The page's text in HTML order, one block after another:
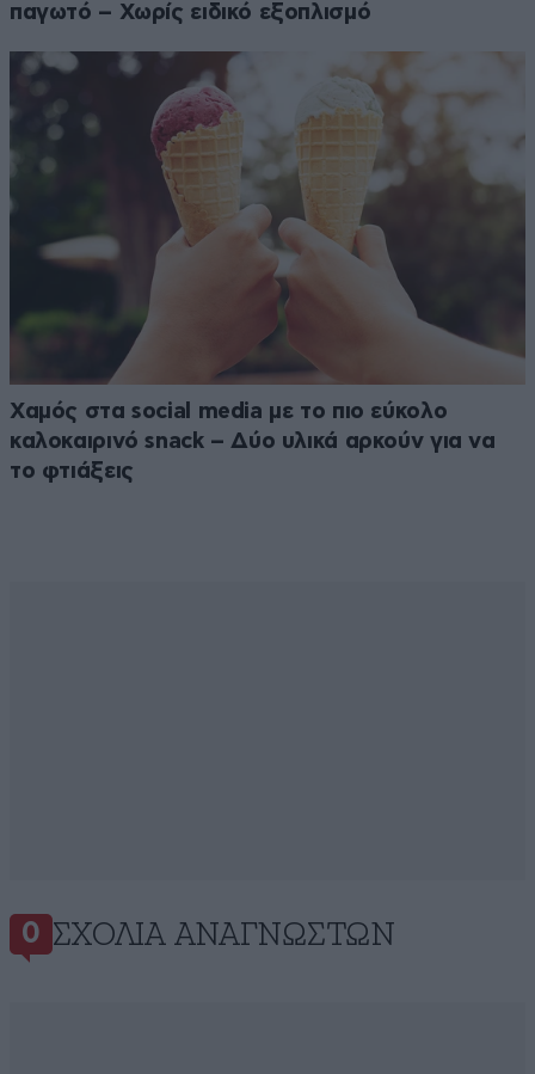
παγωτό – Χωρίς ειδικό εξοπλισμό
Χαμός στα social media με το πιο εύκολο
καλοκαιρινό snack – Δύο υλικά αρκούν για να
το φτιάξεις
0 ΣΧΌΛΙΑ ΑΝΑΓΝΩΣΤΏΝ